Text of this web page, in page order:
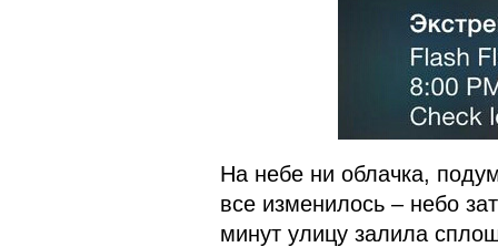
На небе ни облачка,
все изменилось – небо
минут улицу залила